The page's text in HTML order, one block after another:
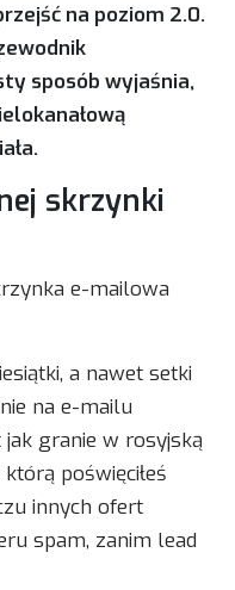
na poziom 2.0.
sposób wyjaśnia,
skrzynki
e-mailowa
a nawet setki
na e-mailu
granie w rosyjską
poświęciłeś
innych ofert
spam, zanim lead